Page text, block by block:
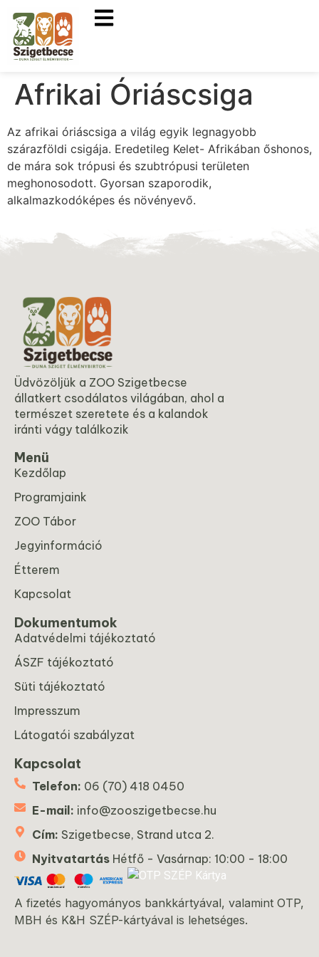
Afrikai Óriáscsiga
Az afrikai óriáscsiga a világ egyik legnagyobb
szárazföldi csigája. Eredetileg Kelet- Afrikában őshonos,
de mára sok trópusi és szubtrópusi területen
meghonosodott. Gyorsan szaporodik,
alkalmazkodóképes és növényevő.
Üdvözöljük a ZOO Szigetbecse
állatkert csodálatos világában, ahol a
természet szeretete és a kalandok
iránti vágy találkozik
Menü
Kezdőlap
Programjaink
ZOO Tábor
Jegyinformáció
Étterem
Kapcsolat
Dokumentumok
Adatvédelmi tájékoztató
ÁSZF tájékoztató
Süti tájékoztató
Impresszum
Látogatói szabályzat
Kapcsolat
Telefon: 06 (70) 418 0450
E-mail: info@zooszigetbecse.hu
Cím: Szigetbecse, Strand utca 2.
Nyitvatartás Hétfő - Vasárnap: 10:00 - 18:00
A fizetés hagyományos bankkártyával, valamint OTP,
MBH és K&H SZÉP-kártyával is lehetséges.